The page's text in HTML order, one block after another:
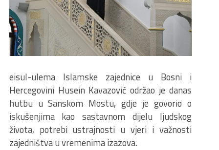
eisul-ulema Islamske zajednice u Bosni i
Hercegovini Husein Kavazović održao je danas
hutbu u Sanskom Mostu, gdje je govorio o
iskušenjima kao sastavnom dijelu ljudskog
života, potrebi ustrajnosti u vjeri i važnosti
zajedništva u vremenima izazova.